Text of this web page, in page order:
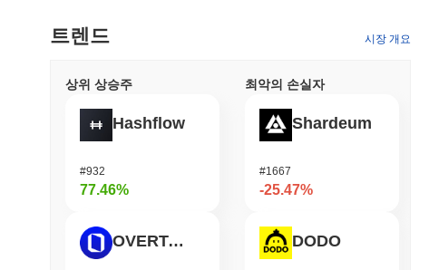
트렌드 시장 개요
상위 상승주
Hashflow
#932
77.46%
OVERTAKE
최악의 손실자
Shardeum
#1667
-25.47%
DODO